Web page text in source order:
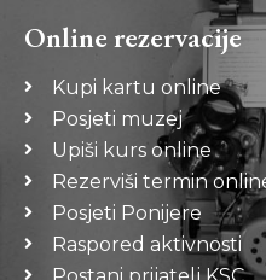
Online rezervacije
Kupi kartu online
Posjeti muzej
Upiši kurs online
Rezerviši termin
Posjeti Ponijere
Raspored aktivnosti